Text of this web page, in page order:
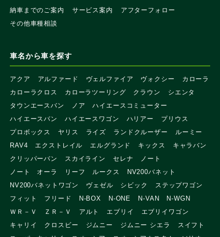
納車までのご案内 サービス案内
アフターフォロー
その他車種相談
車名から車を探す
アクア アルファード ヴェルファイア ヴォクシー
カローラ
カローラクロス
カローラツーリング クラウン
シエンタ
タウンエースバン
ノア
ハイエースコミューター
ハイエースバン
ハイエースワゴン ハリアー
プリウス
プロボックス
ヤリス ライズ ランドクルーザー
ルーミー
RAV4
エクストレイル エルグランド キックス
キャラバン
クリッパーバン
スカイライン セレナ
ノート
ノート オーラ
リーフ ルークス
NV200バネット
NV200バネットワゴン
ヴェゼル シビック
ステップワゴン
フィット
フリード N-BOX N-ONE N-VAN
N-WGN
ＷＲ－Ｖ
ＺＲ－Ｖ アルト エブリイ
エブリイワゴン
キャリイ
クロスビー ジムニー ジムニー シエラ
スイフト